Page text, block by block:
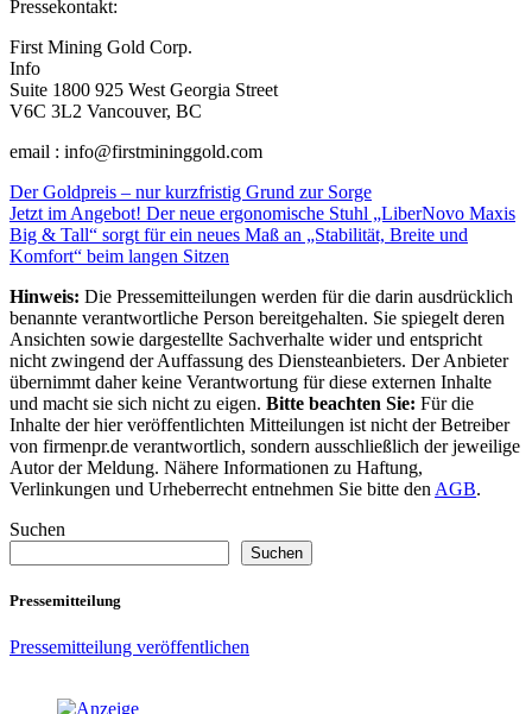
Pressekontakt:
First Mining Gold Corp.
Info
Suite 1800 925 West Georgia Street
V6C 3L2 Vancouver, BC
email : info@firstmininggold.com
Beitragsnavigation
Der Goldpreis – nur kurzfristig Grund zur Sorge
Jetzt im Angebot! Der neue ergonomische Stuhl „LiberNovo Maxis
Big & Tall“ sorgt für ein neues Maß an „Stabilität, Breite und
Komfort“ beim langen Sitzen
Hinweis: Die Pressemitteilungen werden für die darin ausdrücklich
benannte verantwortliche Person bereitgehalten. Sie spiegelt deren
Ansichten sowie dargestellte Sachverhalte wider und entspricht
nicht zwingend der Auffassung des Diensteanbieters. Der Anbieter
übernimmt daher keine Verantwortung für diese externen Inhalte
und macht sie sich nicht zu eigen. Bitte beachten Sie: Für die
Inhalte der hier veröffentlichten Mitteilungen ist nicht der Betreiber
von firmenpr.de verantwortlich, sondern ausschließlich der jeweilige
Autor der Meldung. Nähere Informationen zu Haftung,
Verlinkungen und Urheberrecht entnehmen Sie bitte den AGB.
Suchen
Suchen
Pressemitteilung
Pressemitteilung veröffentlichen